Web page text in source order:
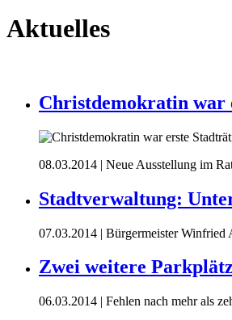
Aktuelles
Christdemokratin war
08.03.2014 | Neue Ausstellung im
Stadtverwaltung:
07.03.2014 | Bürgermeister
Zwei weitere
06.03.2014 | Fehlen nach mehr als